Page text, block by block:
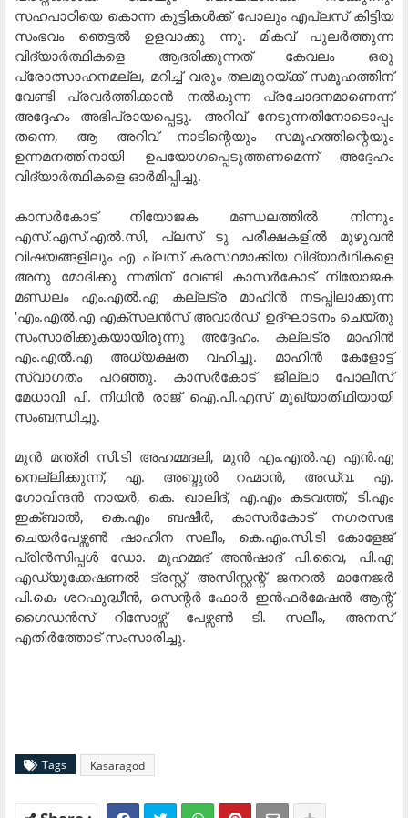
സഹപാഠിയെ കൊന്ന കുട്ടികള്‍ക്ക് പോലും എപ്ലസ് കിട്ടിയ
സംഭവം ഞെട്ടല്‍ ഉളവാക്കു ന്നു. മികവ് പുലര്‍ത്തുന്ന
വിദ്യാര്‍ത്ഥികളെ ആദരിക്കുന്നത് കേവലം ഒരു
പ്രോത്സാഹനമല്ല, മറിച്ച് വരും തലമുറയ്ക്ക് സമൂഹത്തിന്
വേണ്ടി പ്രവര്‍ത്തിക്കാന്‍ നല്‍കുന്ന പ്രചോദനമാണെന്ന്
അദ്ദേഹം അഭിപ്രായപ്പെട്ടു. അറിവ് നേടുന്നതിനോടൊപ്പം
തന്നെ, ആ അറിവ് നാടിന്റെയും സമൂഹത്തിന്റെയും
ഉന്നമനത്തിനായി ഉപയോഗപ്പെടുത്തണമെന്ന് അദ്ദേഹം
വിദ്യാര്‍ത്ഥികളെ ഓര്‍മിപ്പിച്ചു.
കാസര്‍കോട് നിയോജക മണ്ഡലത്തില്‍ നിന്നും
എസ്.എസ്.എല്‍.സി, പ്ലസ് ടു പരീക്ഷകളില്‍ മുഴുവന്‍
വിഷയങ്ങളിലും എ പ്ലസ് കരസ്ഥമാക്കിയ വിദ്യാര്‍ഥികളെ
അനു മോദിക്കു ന്നതിന് വേണ്ടി കാസര്‍കോട് നിയോജക
മണ്ഡലം എം.എല്‍.എ കല്ലട്ര മാഹിന്‍ നടപ്പിലാക്കുന്ന
'എം.എല്‍.എ എക്സലന്‍സ് അവാര്‍ഡ്' ഉദ്ഘാടനം ചെയ്തു
സംസാരിക്കുകയായിരുന്നു അദ്ദേഹം. കല്ലട്ര മാഹിന്‍
എം.എല്‍.എ അധ്യക്ഷത വഹിച്ചു. മാഹിന്‍ കേളോട്ട്
സ്വാഗതം പറഞ്ഞു. കാസര്‍കോട് ജില്ലാ പോലീസ്
മേധാവി പി. നിധിന്‍ രാജ് ഐ.പി.എസ് മുഖ്യാതിഥിയായി
സംബന്ധിച്ചു.
മുന്‍ മന്ത്രി സി.ടി അഹമ്മദലി, മുന്‍ എം.എല്‍.എ എന്‍.എ
നെല്ലിക്കുന്ന്, എ. അബ്ദുല്‍ റഹ്മാന്‍, അഡ്വ. എ.
ഗോവിന്ദന്‍ നായര്‍, കെ. ഖാലിദ്, എ.എം കടവത്ത്, ടി.എം
ഇക്ബാല്‍, കെ.എം ബഷീര്‍, കാസര്‍കോട് നഗരസഭ
ചെയര്‍പേഴ്സണ്‍ ഷാഹിന സലീം, കെ.എം.സി.ടി കോളേജ്
പ്രിന്‍സിപ്പള്‍ ഡോ. മുഹമ്മദ് അന്‍ഷാദ് പി.വൈ, പി.എ
എഡ്യൂക്കേഷണല്‍ ട്രസ്റ്റ് അസിസ്റ്റന്റ് ജനറല്‍ മാനേജര്‍
പി.കെ ശറഫുദ്ധീന്‍, സെന്റര്‍ ഫോര്‍ ഇന്‍ഫര്‍മേഷന്‍ ആന്റ്
ഗൈഡന്‍സ് റിസോഴ്സ് പേഴ്സണ്‍ ടി. സലീം, അനസ്
എതിര്‍ത്തോട് സംസാരിച്ചു.
Tags Kasaragod